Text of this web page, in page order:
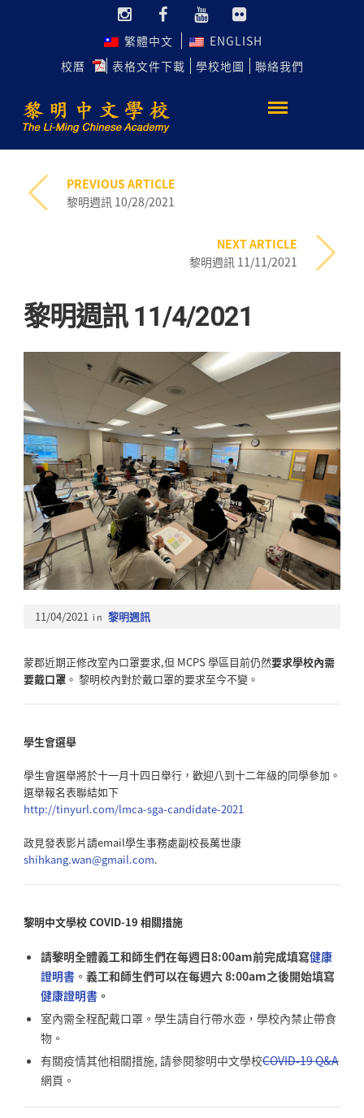
繁體中文
ENGLISH
校曆
表格文件下載 學校地圖 聯絡我們
PREVIOUS ARTICLE
黎明週訊 10/28/2021
NEXT ARTICLE
黎明週訊 11/11/2021
黎明週訊 11/4/2021
11/04/2021 in 黎明週訊
蒙郡近期正修改室內口罩要求,但 MCPS 學區目前仍然要求學校內需
要戴口罩。 黎明校內對於戴口罩的要求至今不變。
學生會選舉
學生會選舉將於十一月十四日舉行，歡迎八到十二年級的同學參加。
選舉報名表聯結如下
http://tinyurl.com/lmca-sga-candidate-2021
政見發表影片請email學生事務處副校長萬世康
shihkang.wan@gmail.com.
黎明中文學校COVID-19 相關措施
請黎明全體義工和師生們在每週日8:00am前完成填寫健康
證明書。 義工和師生們可以在每週六 8:00am之後開始填寫
健康證明書。
室內需全程配戴口罩。學生請自行帶水壺，學校內禁止帶食
物。
有關疫情其他相關措施, 請參閱黎明中文學校COVID-19 Q&A
網頁。